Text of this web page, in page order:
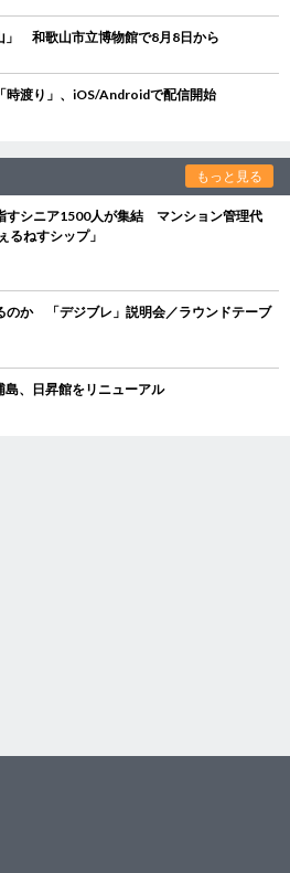
」 和歌山市立博物館で8月8日から
渡り」、iOS/Androidで配信開始
もっと見る
すシニア1500人が集結 マンション管理代
るねすシップ」
のか 「デジブレ」説明会／ラウンドテーブ
、日昇館をリニューアル